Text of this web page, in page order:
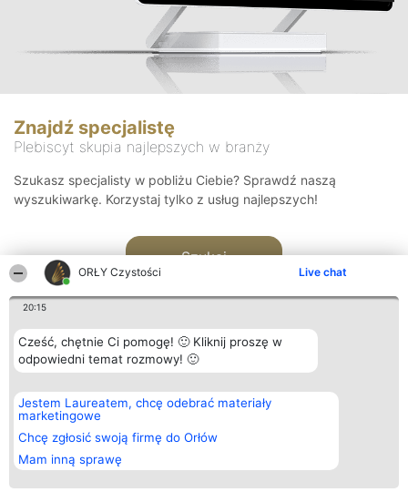
ORŁY Czystości Live chat
20:15
Cześć, chętnie Ci pomogę! 🙂 Kliknij proszę w
odpowiedni temat rozmowy! 🙂
Jestem Laureatem, chcę odebrać materiały
marketingowe
Chcę zgłosić swoją firmę do Orłów
Mam inną sprawę
Znajdź specjalistę
Plebiscyt skupia najlepszych w branży
Szukasz specjalisty w pobliżu Ciebie? Sprawdź naszą
wyszukiwarkę. Korzystaj tylko z usług najlepszych!
Szukaj
Organizator plebiscytu
Bright Side Solutions sp. z o.
o. sp. k.
ul. Ruska 22
Wrocław 50-079
KRS 0000749100 | Regon
381313360 | NIP 8943132676
Plebiscyt
Laureaci
wszystkich
Laureatów
Regulamin
Kontakt
Kontakt